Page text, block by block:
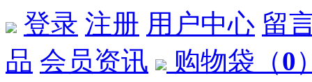
登录 注册 用户中心 留
品 会员资讯 购物袋 （0